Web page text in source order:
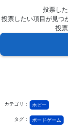
投票し
投票したい項目が見つ
投
カテゴリ： ホビー
タグ： ボードゲーム